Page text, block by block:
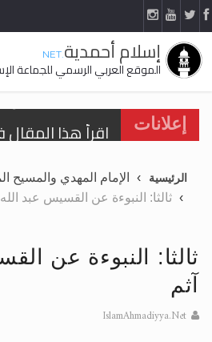
إسلام أحمدية.NET
الموقع العربي الرسمي للجماعة
إعلانات
اقرأ هذا
تعميم هامّ
اقرأ هذا
الرئيسية
الإمام المهدي والمسيح
ثالثا: النبوءة عن القسيس عبد الله
ثالثا: النبوءة عن
آثم
IslamAhmadiyya.Net